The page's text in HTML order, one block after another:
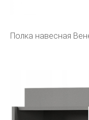
Полка навесная